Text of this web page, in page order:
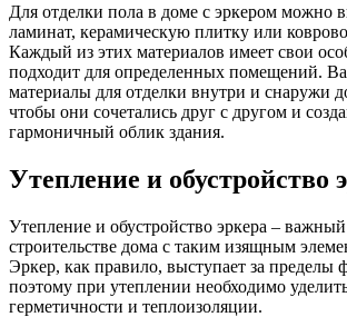
Для отделки пола в доме с эркером можно
ламинат, керамическую плитку или
Каждый из этих материалов имеет свои
подходит для определенных помещений.
материалы для отделки внутри и снаружи
чтобы они сочетались друг с другом и
гармоничный облик здания.
Утепление и обустройство
Утепление и обустройство эркера –
строительстве дома с таким изящным
Эркер, как правило, выступает за пределы
поэтому при утеплении необходимо
герметичности и теплоизоляции.